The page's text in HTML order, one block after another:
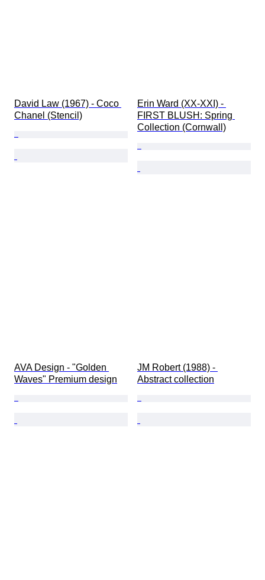
David Law (1967) - Coco
Chanel (Stencil)
Erin Ward (XX-XXI) -
FIRST BLUSH: Spring
Collection (Cornwall)
AVA Design - "Golden
Waves" Premium design
JM Robert (1988) -
Abstract collection